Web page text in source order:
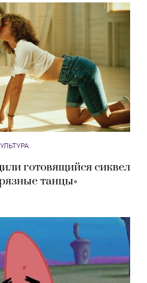
готовящийся сиквел
танцы»